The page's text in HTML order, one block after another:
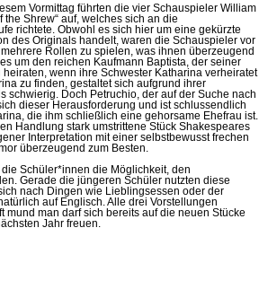
Vormittag führten die vier Schauspieler William
the Shrew“ auf, welches sich an die
richtete. Obwohl es sich hier um eine gekürzte
des Originals handelt, waren die Schauspieler vor
Rollen zu spielen, was ihnen überzeugend
um den reichen Kaufmann Baptista, der seiner
wenn ihre Schwester Katharina verheiratet
zu finden, gestaltet sich aufgrund ihrer
schwierig. Doch Petruchio, der auf der Suche nach
dieser Herausforderung und ist schlussendlich
die ihm schließlich eine gehorsame Ehefrau ist.
Handlung stark umstrittene Stück Shakespeares
Interpretation mit einer selbstbewusst frechen
überzeugend zum Besten.
Schüler*innen die Möglichkeit, den
Gerade die jüngeren Schüler nutzten diese
nach Dingen wie Lieblingsessen oder der
auf Englisch. Alle drei Vorstellungen
mund man darf sich bereits auf die neuen Stücke
Jahr freuen.